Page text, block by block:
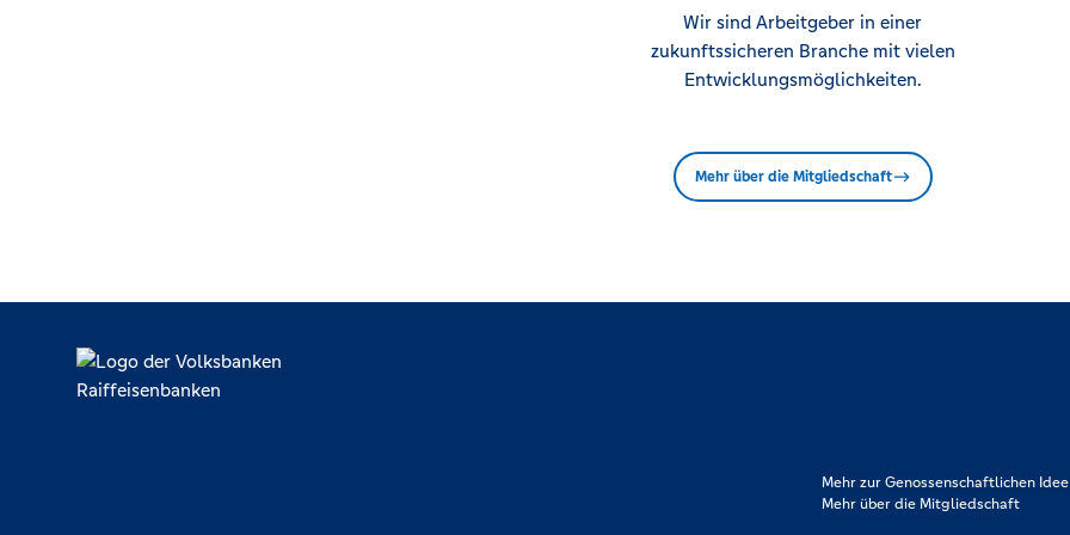
Wir sind Arbeitgeber in einer
zukunftssicheren Branche mit vielen
Entwicklungsmöglichkeiten.
Mehr über die Mitgliedschaft
Mehr zur Genossenschaftlichen Idee
Mehr über die Mitgliedschaft